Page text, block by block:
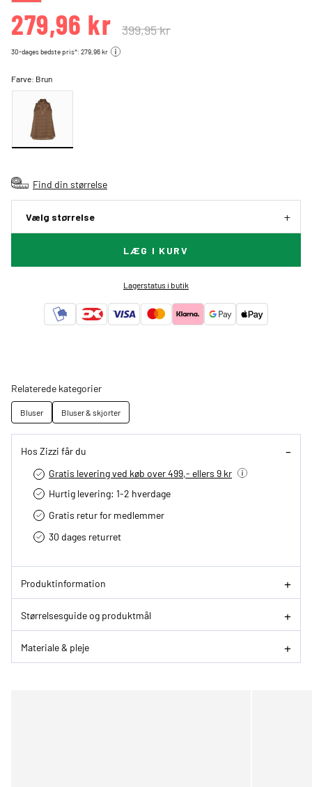
279,96 kr 399,95 kr
30-dages bedste pris*: 279,96 kr
Farve: Brun
Find din størrelse
Vælg størrelse
LÆG I KURV
Lagerstatus i butik
Relaterede kategorier
Bluser Bluser & skjorter
Hos Zizzi får du
Gratis levering ved køb over 499,- ellers 9 kr
Hurtig levering­: 1-2 hverdage
Gratis retur for medlemmer
30 dages returret
Produktinformation
Størrelsesguide og produktmål
Materiale & pleje